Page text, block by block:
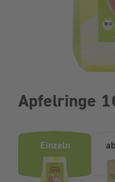
Apfelringe
Einzeln